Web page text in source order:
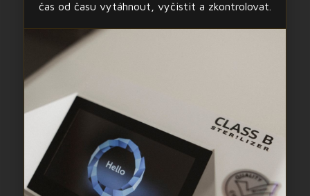
čas od času vytáhnout, vyčistit a zkontrolovat.